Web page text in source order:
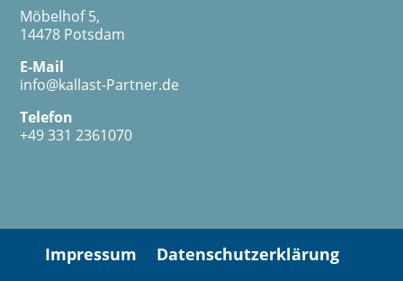
Möbelhof 5,
14478 Potsdam
E-Mail
info@kallast-Partner.de
Telefon
+49 331 2361070
Impressum Datenschutzerklärung